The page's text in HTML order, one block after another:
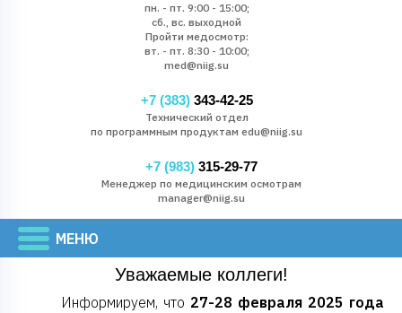
пн. - пт. 9:00 - 15:00;
сб., вс. выходной
Пройти медосмотр:
вт. - пт. 8:30 - 10:00;
med@niig.su
+7 (383)343-42-25
Технический отдел
по программным продуктам edu@niig.su
+7 (983)315-29-77
Менеджер по медицинским осмотрам
manager@niig.su
Уважаемые коллеги!
Информируем, что 27-28 февраля 2025 года